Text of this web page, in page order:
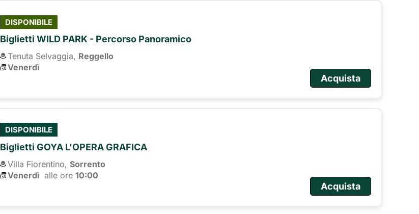
DISPONIBILE
Biglietti WILD PARK - Percorso Panoramico
Tenuta Selvaggia, Reggello
Venerdì
Acquista
DISPONIBILE
Biglietti GOYA L'OPERA GRAFICA
Villa Fiorentino, Sorrento
Venerdì alle ore 10:00
Acquista